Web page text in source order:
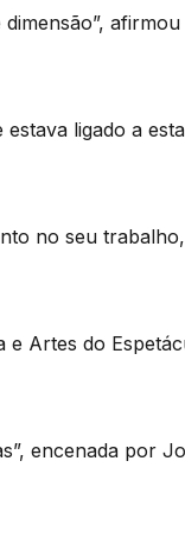
afirmou
ligado a esta
no seu trabalho,
e Artes do
encenada por